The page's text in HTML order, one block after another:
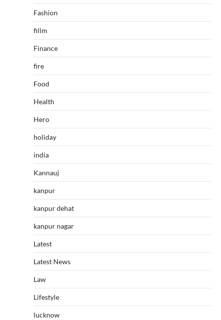
Fashion
fillm
Finance
fire
Food
Health
Hero
holiday
india
Kannauj
kanpur
kanpur dehat
kanpur nagar
Latest
Latest News
Law
Lifestyle
lucknow